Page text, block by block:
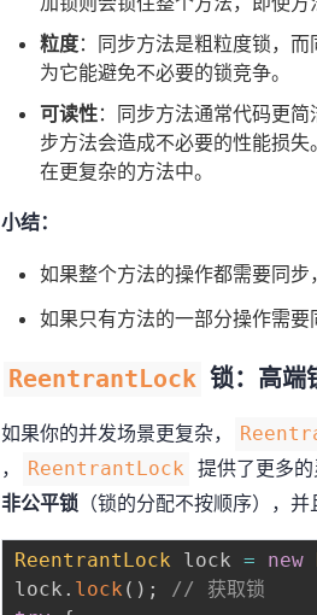
粒度：同步方法是粗粒度锁，
为它能避免不必要的锁竞争。
可读性：同步方法通常代码更
步方法会造成不必要的性能损
在更复杂的方法中。
小结：
如果整个方法的操作都需要同步
如果只有方法的一部分操作需要
ReentrantLock 锁：高端
如果你的并发场景更复杂，
， ReentrantLock 提供了更多
非公平锁 （锁的分配不按顺序），
ReentrantLock lock = new
lock . lock ( ) ;
// 获取锁